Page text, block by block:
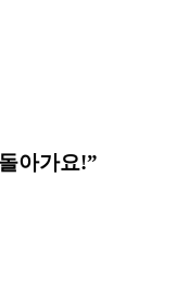
아가요!”